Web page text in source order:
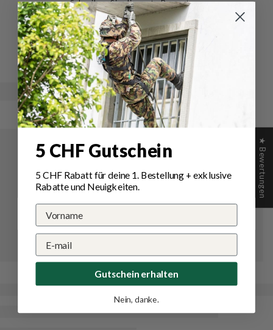
Schreiben Sie die erste Bewertung
Schreibe
eine
Bewertung
Eine
Frage
stellen
★ Bewertungen
5 CHF Gutschein
5 CHF Rabatt für deine 1. Bestellung+ exklusive
Rabatte und Neuigkeiten.
Gutschein erhalten
Nein, danke.